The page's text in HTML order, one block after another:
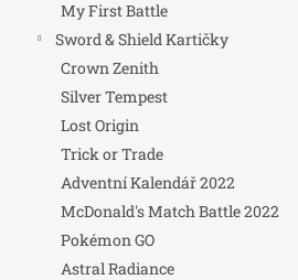
My First Battle
Sword & Shield Kartičky
Crown Zenith
Silver Tempest
Lost Origin
Trick or Trade
Adventní Kalendář 2022
McDonald's Match Battle 2022
Pokémon GO
Astral Radiance